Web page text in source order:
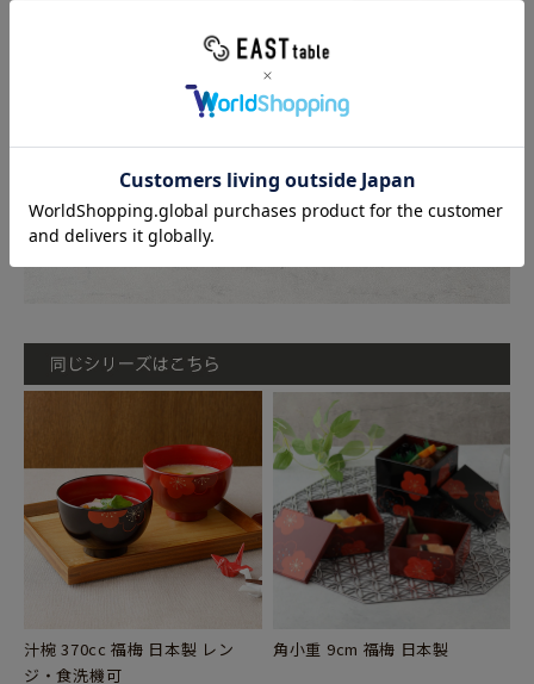
汁椀 370cc 福梅 日本製 レン
ジ・食洗機可
角小重 9cm 福梅 日本製